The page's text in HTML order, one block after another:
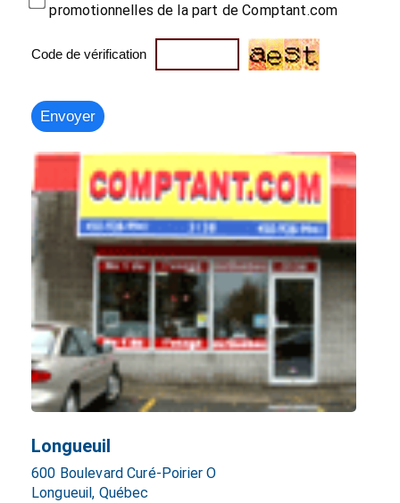
promotionnelles de la part de Comptant.com
Code de vérification
Longueuil
600 Boulevard Curé-Poirier O
Longueuil, Québec